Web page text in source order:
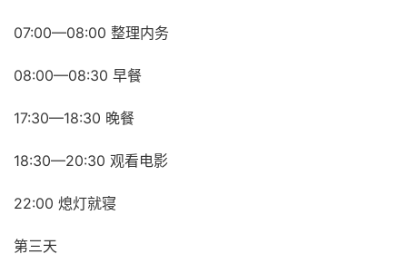
07:00—08:00 整理内务
08:00—08:30 早餐
17:30—18:30 晚餐
18:30—20:30 观看电影
22:00 熄灯就寝
第三天